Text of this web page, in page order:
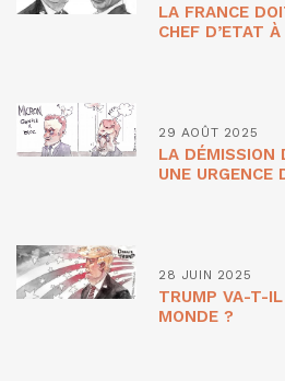
LA FRANCE
CHEF D’ETAT
29 AOÛT 2025
LA DÉMISSION
UNE URGENCE
28 JUIN 2025
TRUMP VA-T-IL
MONDE ?